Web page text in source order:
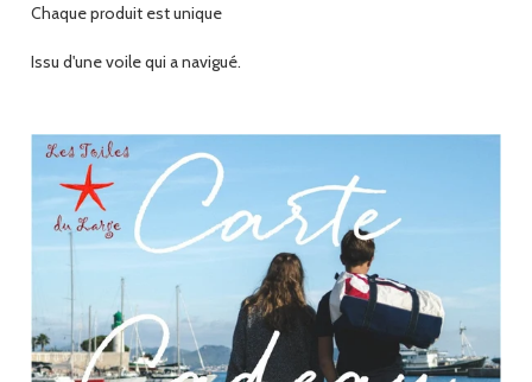
Chaque produit est unique
Issu d'une voile qui a navigué.